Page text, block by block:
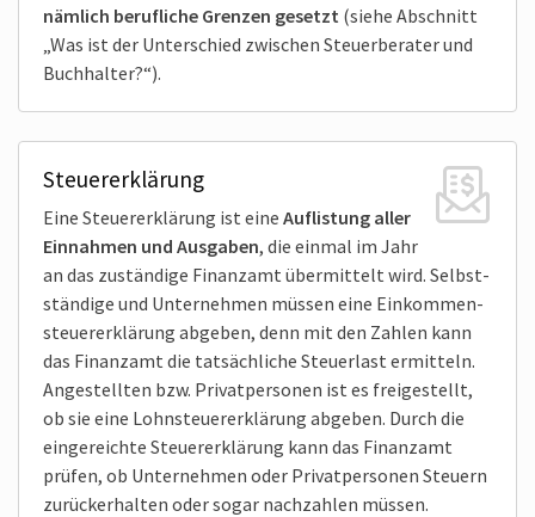
nämlich beruf­liche Grenzen gesetzt (siehe Abschnitt
„Was ist der Unterschied zwischen Steuerberater und
Buchhalter?“).
Steuererklärung
Eine Steuer­erklärung ist eine Auflis­tung aller
Einnahmen und Ausgaben, die einmal im Jahr
an das zuständige Finanzamt über­mittelt wird. Selbst­
ständige und Unternehmen müssen eine Einkommen­
steuer­erklärung abgeben, denn mit den Zahlen kann
das Finanzamt die tatsäch­liche Steuer­last ermit­teln.
Angestellten bzw. Privat­personen ist es freige­stellt,
ob sie eine Lohn­steuer­erklärung abgeben. Durch die
einge­reichte Steuer­erklärung kann das Finanzamt
prüfen, ob Unternehmen oder Privat­personen Steuern
zurück­erhalten oder sogar nachzahlen müssen.